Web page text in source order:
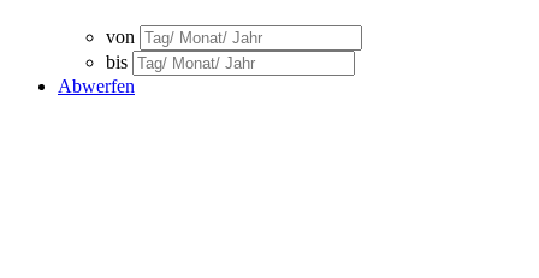
von
bis
Abwerfen